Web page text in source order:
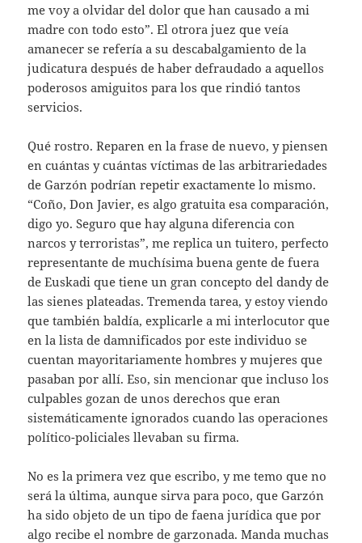
me voy a olvidar del dolor que han causado a mi
madre con todo esto”. El otrora juez que veía
amanecer se refería a su descabalgamiento de la
judicatura después de haber defraudado a aquellos
poderosos amiguitos para los que rindió tantos
servicios.
Qué rostro. Reparen en la frase de nuevo, y piensen
en cuántas y cuántas víctimas de las arbitrariedades
de Garzón podrían repetir exactamente lo mismo.
“Coño, Don Javier, es algo gratuita esa comparación,
digo yo. Seguro que hay alguna diferencia con
narcos y terroristas”, me replica un tuitero, perfecto
representante de muchísima buena gente de fuera
de Euskadi que tiene un gran concepto del dandy de
las sienes plateadas. Tremenda tarea, y estoy viendo
que también baldía, explicarle a mi interlocutor que
en la lista de damnificados por este individuo se
cuentan mayoritariamente hombres y mujeres que
pasaban por allí. Eso, sin mencionar que incluso los
culpables gozan de unos derechos que eran
sistemáticamente ignorados cuando las operaciones
político-policiales llevaban su firma.
No es la primera vez que escribo, y me temo que no
será la última, aunque sirva para poco, que Garzón
ha sido objeto de un tipo de faena jurídica que por
algo recibe el nombre de garzonada. Manda muchas